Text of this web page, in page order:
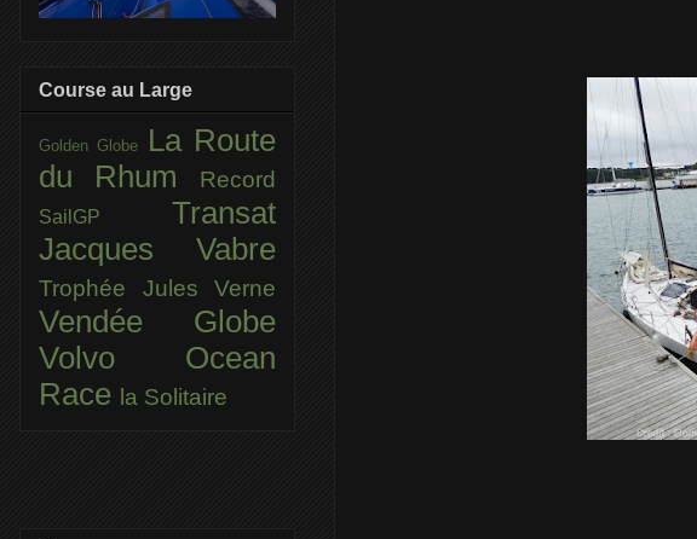
Course au Large
Golden Globe
La Route
du Rhum
Record
SailGP Transat
Jacques Vabre
Trophée Jules Verne
Vendée Globe
Volvo Ocean
Race la Solitaire